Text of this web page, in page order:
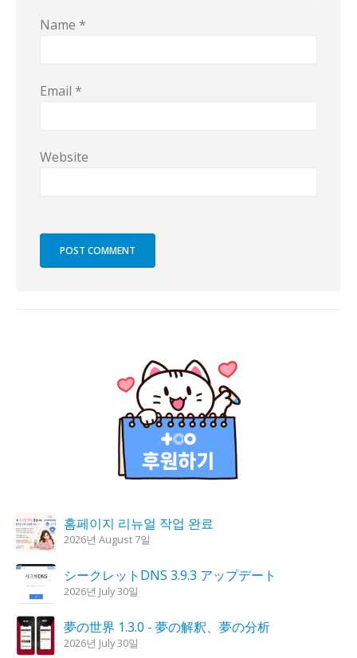
Name *
Email *
Website
홈페이지 리뉴얼 작업 완료
2026년 August 7일
シークレットDNS 3.9.3 アップデート
2026년 July 30일
夢の世界 1.3.0 - 夢の解釈、夢の分析
2026년 July 30일